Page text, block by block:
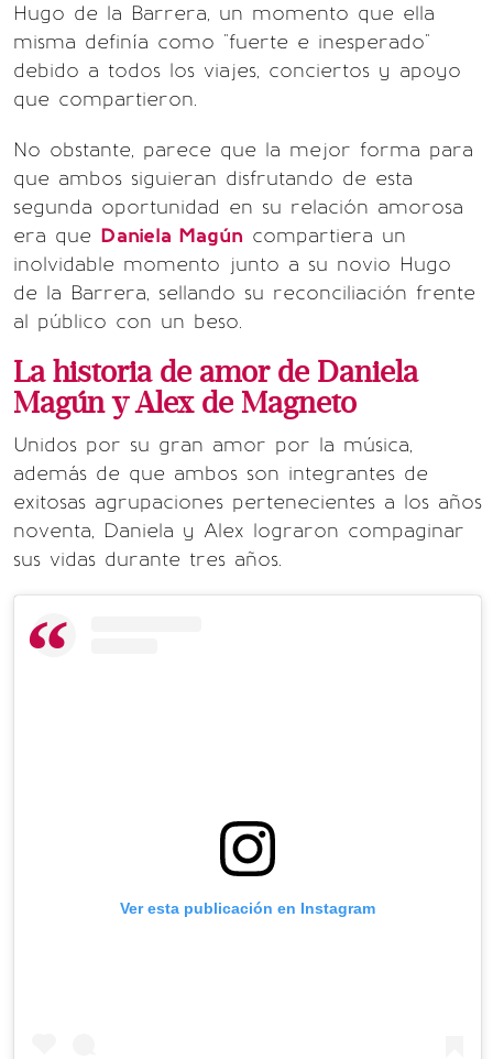
Hugo de la Barrera, un momento que ella
misma definía como "fuerte e inesperado"
debido a todos los viajes, conciertos y apoyo
que compartieron.
No obstante, parece que la mejor forma para
que ambos siguieran disfrutando de esta
segunda oportunidad en su relación amorosa
era que Daniela Magún compartiera un
inolvidable momento junto a su novio Hugo
de la Barrera, sellando su reconciliación frente
al público con un beso.
La historia de amor de Daniela
Magún y Alex de Magneto
Unidos por su gran amor por la música,
además de que ambos son integrantes de
exitosas agrupaciones pertenecientes a los años
noventa, Daniela y Alex lograron compaginar
sus vidas durante tres años.
Ver esta publicación en Instagram